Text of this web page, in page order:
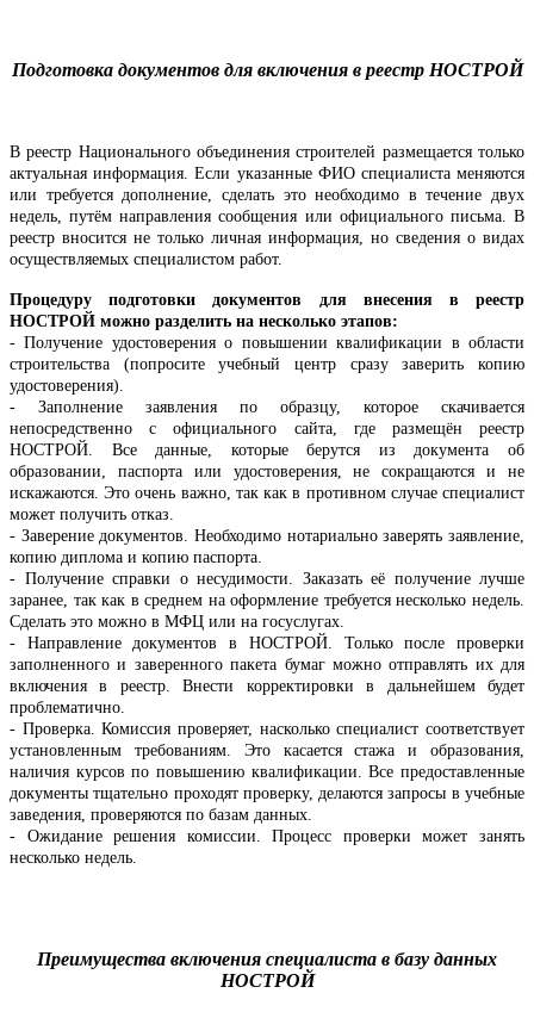
Подготовка документов для включения в реестр НОСТРОЙ
В реестр Национального объединения строителей размещается только
актуальная информация. Если указанные ФИО специалиста меняются
или требуется дополнение, сделать это необходимо в течение двух
недель, путём направления сообщения или официального письма. В
реестр вносится не только личная информация, но сведения о видах
осуществляемых специалистом работ.
Процедуру подготовки документов для внесения в реестр
НОСТРОЙ можно разделить на несколько этапов:
- Получение удостоверения о повышении квалификации в области
строительства (попросите учебный центр сразу заверить копию
удостоверения).
- Заполнение заявления по образцу, которое скачивается
непосредственно с официального сайта, где размещён реестр
НОСТРОЙ. Все данные, которые берутся из документа об
образовании, паспорта или удостоверения, не сокращаются и не
искажаются. Это очень важно, так как в противном случае специалист
может получить отказ.
- Заверение документов. Необходимо нотариально заверять заявление,
копию диплома и копию паспорта.
- Получение справки о несудимости. Заказать её получение лучше
заранее, так как в среднем на оформление требуется несколько недель.
Сделать это можно в МФЦ или на госуслугах.
- Направление документов в НОСТРОЙ. Только после проверки
заполненного и заверенного пакета бумаг можно отправлять их для
включения в реестр. Внести корректировки в дальнейшем будет
проблематично.
- Проверка. Комиссия проверяет, насколько специалист соответствует
установленным требованиям. Это касается стажа и образования,
наличия курсов по повышению квалификации. Все предоставленные
документы тщательно проходят проверку, делаются запросы в учебные
заведения, проверяются по базам данных.
- Ожидание решения комиссии. Процесс проверки может занять
несколько недель.
Преимущества включения специалиста в базу данных
НОСТРОЙ